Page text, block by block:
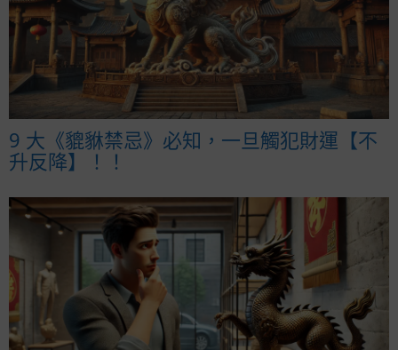
9 大《貔貅禁忌》必知，一旦觸犯財運【不
升反降】！！